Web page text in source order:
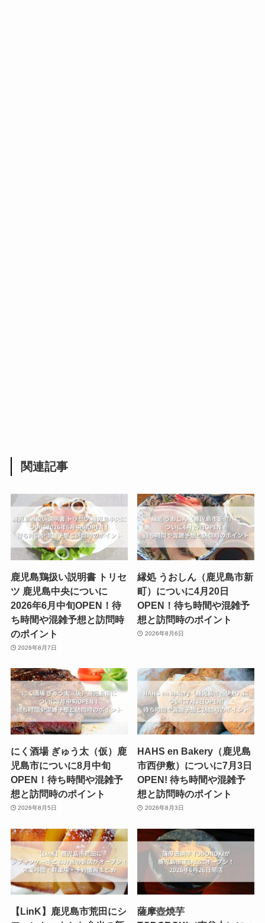
関連記事
鹿児島鶏扱い説明書 トリセ
ツ 鹿児島中央についに
2026年6月中旬OPEN！待
ち時間や混雑予想と訪問時
のポイント
2026年8月7日
縁処 うおしん（鹿児島市新
町）についに4月20日
OPEN！待ち時間や混雑予
想と訪問時のポイント
2026年8月6日
にく酒場 ぎゅう太（仮）鹿
児島市についに8月中旬
OPEN！待ち時間や混雑予
想と訪問時のポイント
2026年8月5日
HAHS en Bakery（鹿児島
市西伊敷）についに7月3日
OPEN! 待ち時間や混雑予
想と訪問時のポイント
2026年8月3日
【LinK】鹿児島市荒田にシ
薩摩壺焼芋